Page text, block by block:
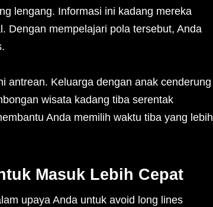
lengang. Informasi ini kadang mereka
Dengan mempelajari pola tersebut, Anda
antrean. Keluarga dengan anak cenderung
wisata kadang tiba serentak
Anda memilih waktu tiba yang lebih
Masuk Lebih Cepat
upaya Anda untuk avoid long lines